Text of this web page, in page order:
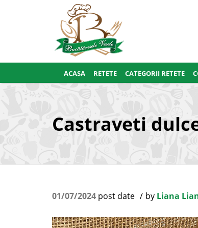
ACASA RETETE CATEGORII RETETE
Castraveti
01/07/2024 post date by Liana